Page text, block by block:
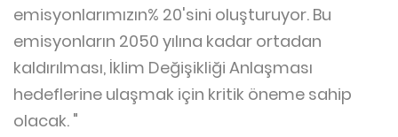
emisyonlarımızın% 20'sini oluşturuyor. Bu
emisyonların 2050 yılına kadar ortadan
kaldırılması, İklim Değişikliği Anlaşması
hedeflerine ulaşmak için kritik öneme sahip
olacak. "